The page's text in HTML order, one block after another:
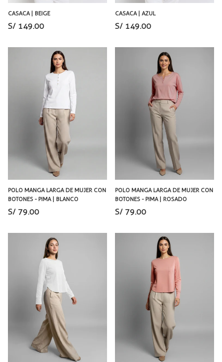
CASACA | BEIGE
S/ 149.00
CASACA | AZUL
S/ 149.00
POLO MANGA LARGA DE MUJER CON
BOTONES - PIMA | BLANCO
S/ 79.00
POLO MANGA LARGA DE MUJER CON
BOTONES - PIMA | ROSADO
S/ 79.00